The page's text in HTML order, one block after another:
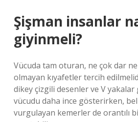
Şişman insanlar
giyinmeli?
Vücuda tam oturan, ne çok dar
olmayan kıyafetler tercih
dikey çizgili desenler ve V
vücudu daha ince gösterirken,
vurgulayan kemerler de orantılı